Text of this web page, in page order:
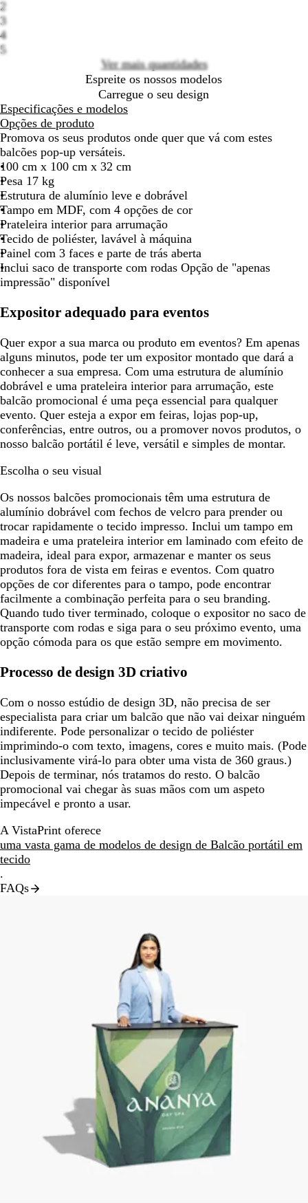
2
3
4
5
Ver mais quantidades
Espreite os nossos modelos
Carregue o seu design
Especificações e modelos
Opções de produto
Promova os seus produtos onde quer que vá com estes
balcões pop-up versáteis.
100 cm x 100 cm x 32 cm
Pesa 17 kg
Estrutura de alumínio leve e dobrável
Tampo em MDF, com 4 opções de cor
Prateleira interior para arrumação
Tecido de poliéster, lavável à máquina
Painel com 3 faces e parte de trás aberta
Inclui saco de transporte com rodas Opção de "apenas
impressão" disponível
Expositor adequado para eventos
Quer expor a sua marca ou produto em eventos? Em apenas
alguns minutos, pode ter um expositor montado que dará a
conhecer a sua empresa. Com uma estrutura de alumínio
dobrável e uma prateleira interior para arrumação, este
balcão promocional é uma peça essencial para qualquer
evento. Quer esteja a expor em feiras, lojas pop-up,
conferências, entre outros, ou a promover novos produtos, o
nosso balcão portátil é leve, versátil e simples de montar.
Escolha o seu visual
Os nossos balcões promocionais têm uma estrutura de
alumínio dobrável com fechos de velcro para prender ou
trocar rapidamente o tecido impresso. Inclui um tampo em
madeira e uma prateleira interior em laminado com efeito de
madeira, ideal para expor, armazenar e manter os seus
produtos fora de vista em feiras e eventos. Com quatro
opções de cor diferentes para o tampo, pode encontrar
facilmente a combinação perfeita para o seu branding.
Quando tudo tiver terminado, coloque o expositor no saco de
transporte com rodas e siga para o seu próximo evento, uma
opção cómoda para os que estão sempre em movimento.
Processo de design 3D criativo
Com o nosso estúdio de design 3D, não precisa de ser
especialista para criar um balcão que não vai deixar ninguém
indiferente. Pode personalizar o tecido de poliéster
imprimindo-o com texto, imagens, cores e muito mais. (Pode
inclusivamente virá-lo para obter uma vista de 360 graus.)
Depois de terminar, nós tratamos do resto. O balcão
promocional vai chegar às suas mãos com um aspeto
impecável e pronto a usar.
A VistaPrint oferece
uma vasta gama de modelos de design de Balcão portátil em
tecido
.
FAQs